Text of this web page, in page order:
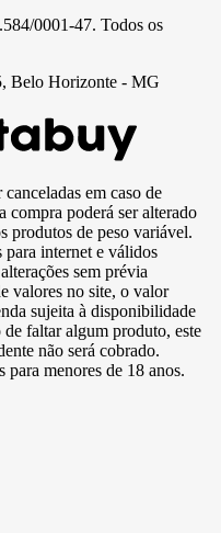
0001-47. Todos os
Belo Horizonte - MG
em caso de
compra poderá ser alterado
produtos de peso variável.
para internet e válidos
sem prévia
valores no site, o valor
sujeita à disponibilidade
faltar algum produto, este
não será cobrado.
menores de 18 anos.